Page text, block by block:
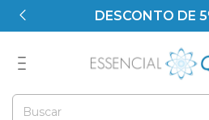
DESCONTO DE